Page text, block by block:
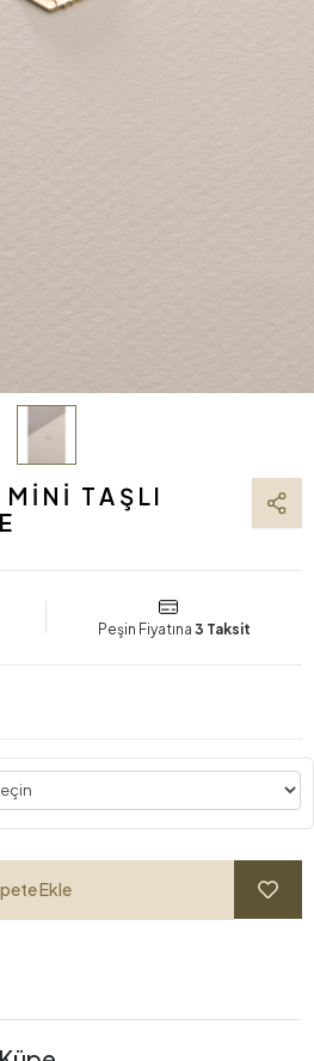
MINI TAŞLI
Peşin Fiyatına 3 Taksit
Ekle